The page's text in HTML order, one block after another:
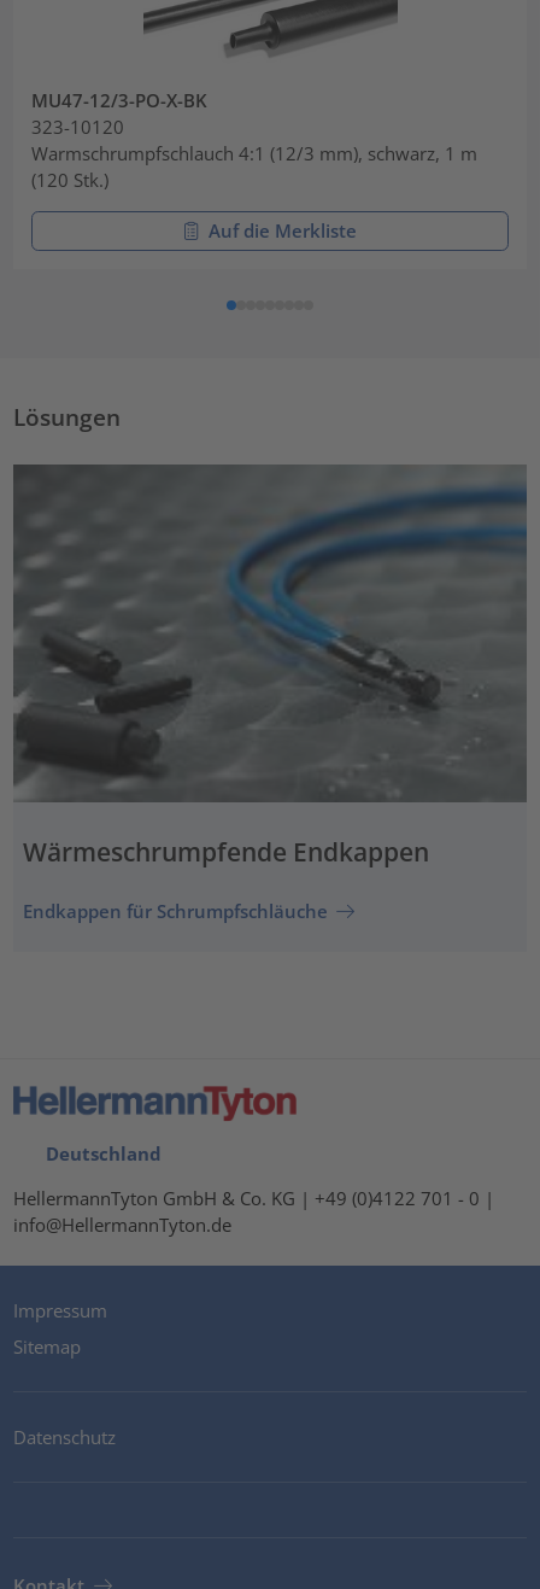
MU47-12/3-PO-X-BK
323-10120
Warmschrumpfschlauch 4:1 (12/3 mm), schwarz, 1 m
(120 Stk.)
Auf die Merkliste
Lösungen
Wärmeschrumpfende Endkappen
Endkappen für Schrumpfschläuche
Deutschland
HellermannTyton GmbH & Co. KG | +49 (0)4122 701 - 0 |
info@HellermannTyton.de
Impressum
Sitemap
Datenschutz